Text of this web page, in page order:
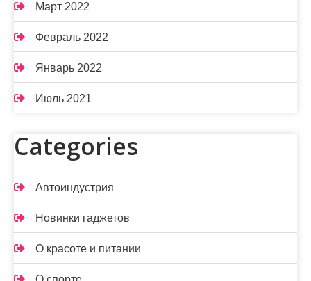
Март 2022
Февраль 2022
Январь 2022
Июль 2021
Categories
Автоиндустрия
Новинки гаджетов
О красоте и питании